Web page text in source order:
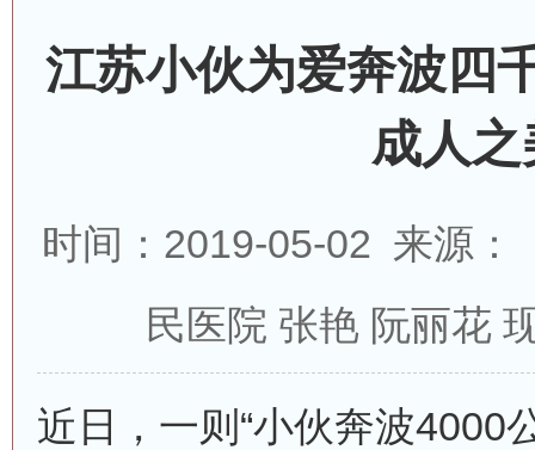
江苏小伙为爱奔波四
成人之
时间：2019-05-02 来源：
民医院 张艳 阮丽花
近日，一则“小伙奔波4000